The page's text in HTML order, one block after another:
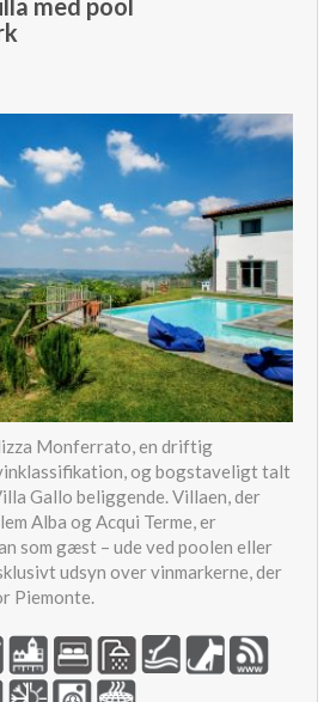
med pool
Monferrato, en driftig
og bogstaveligt talt
Gallo beliggende. Villaen, der
Alba og Acqui Terme, er
som gæst – ude ved poolen eller
udsyn over vinmarkerne, der
Piemonte.